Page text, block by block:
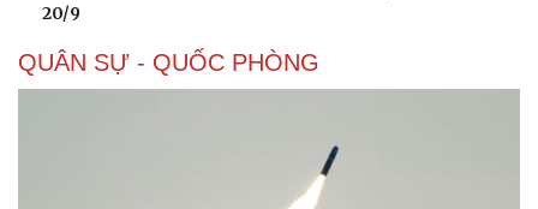
20/9
QUÂN SỰ - QUỐC PHÒNG